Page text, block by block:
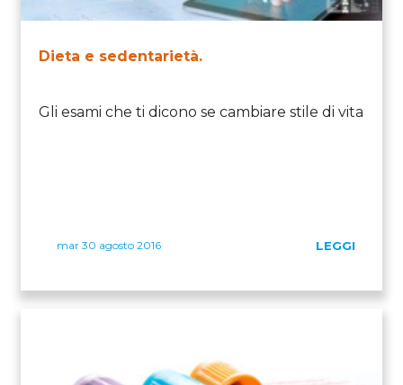
Dieta e sedentarietà.
Gli esami che ti dicono se cambiare stile di vita
mar 30 agosto 2016 LEGGI